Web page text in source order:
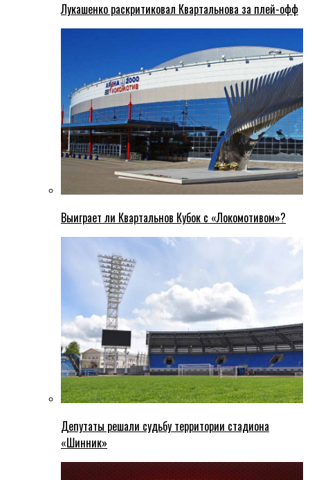
Лукашенко раскритиковал Квартальнова за плей-офф
Выиграет ли Квартальнов Кубок с «Локомотивом»?
Депутаты решали судьбу территории стадиона
«Шинник»